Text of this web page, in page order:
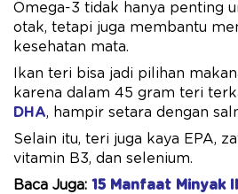
Omega-3 tidak hanya penting
otak, tetapi juga membantu
kesehatan mata.
Ikan teri bisa jadi pilihan
karena dalam 45 gram teri
DHA, hampir setara dengan
Selain itu, teri juga kaya EPA,
vitamin B3, dan selenium.
Baca Juga: 15 Manfaat Minyak